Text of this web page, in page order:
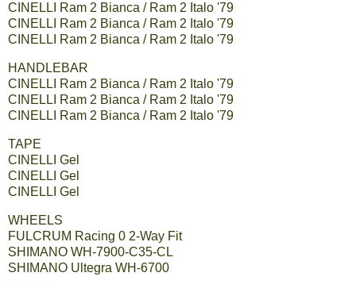
CINELLI Ram 2 Bianca / Ram 2 Italo '79
CINELLI Ram 2 Bianca / Ram 2 Italo '79
CINELLI Ram 2 Bianca / Ram 2 Italo '79
HANDLEBAR
CINELLI Ram 2 Bianca / Ram 2 Italo '79
CINELLI Ram 2 Bianca / Ram 2 Italo '79
CINELLI Ram 2 Bianca / Ram 2 Italo '79
TAPE
CINELLI Gel
CINELLI Gel
CINELLI Gel
WHEELS
FULCRUM Racing 0 2-Way Fit
SHIMANO WH-7900-C35-CL
SHIMANO Ultegra WH-6700